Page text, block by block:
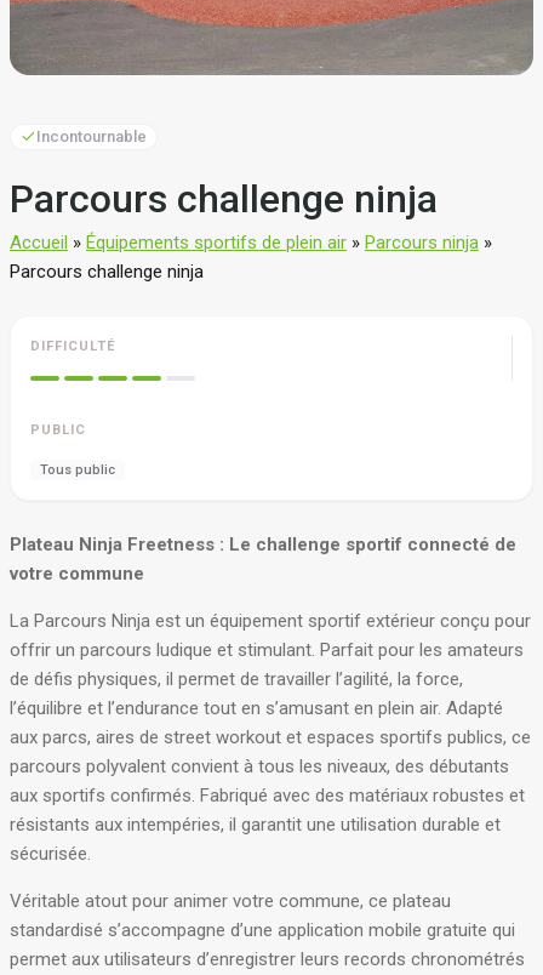
Incontournable
Parcours challenge ninja
Accueil » Équipements sportifs de plein air » Parcours ninja »
Parcours challenge ninja
DIFFICULTÉ
PUBLIC
Tous public
Plateau Ninja Freetness : Le challenge sportif connecté de
votre commune
La Parcours Ninja est un équipement sportif extérieur conçu pour
offrir un parcours ludique et stimulant. Parfait pour les amateurs
de défis physiques, il permet de travailler l’agilité, la force,
l’équilibre et l’endurance tout en s’amusant en plein air. Adapté
aux parcs, aires de street workout et espaces sportifs publics, ce
parcours polyvalent convient à tous les niveaux, des débutants
aux sportifs confirmés. Fabriqué avec des matériaux robustes et
résistants aux intempéries, il garantit une utilisation durable et
sécurisée.
Véritable atout pour animer votre commune, ce plateau
standardisé s’accompagne d’une application mobile gratuite qui
permet aux utilisateurs d’enregistrer leurs records chronométrés